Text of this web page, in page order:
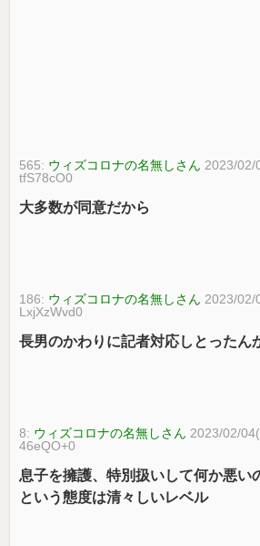
565: ウィズコロナの名無しさん 2023/02/
tfS78cO0
大多数が同意だから
186: ウィズコロナの名無しさん 2023/02/
LxjXzWvd0
長男のかわりに記者対応しとったん
8: ウィズコロナの名無しさん 2023/02/
46eQO+0
息子を擁護、特別扱いして何か悪い
という態度は清々しいレベル